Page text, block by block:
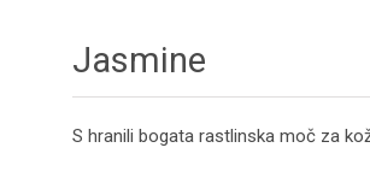
Jasmine
S hranili bogata rastlinska moč za